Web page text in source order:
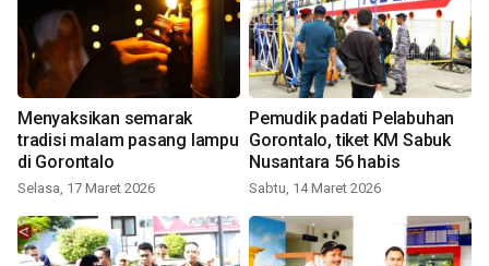
Menyaksikan semarak
tradisi malam pasang lampu
di Gorontalo
Selasa, 17 Maret 2026
Pemudik padati Pelabuhan
Gorontalo, tiket KM Sabuk
Nusantara 56 habis
Sabtu, 14 Maret 2026